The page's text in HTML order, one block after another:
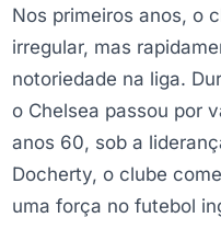
Nos primeiros anos, o
irregular, mas
notoriedade na liga.
o Chelsea passou por
anos 60, sob a
Docherty, o clube
uma força no futebol